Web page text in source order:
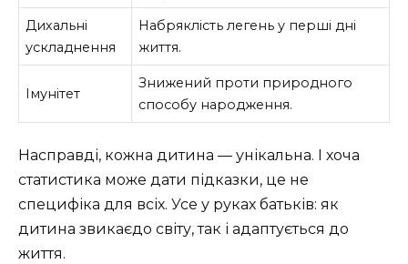
Дихальні
ускладнення
Набряклість легень у перші дні
життя.
Імунітет
Знижений проти природного
способу народження.
Насправді, кожна дитина — унікальна. І хоча
статистика може дати підказки, це не
специфіка для всіх. Усе у руках батьків: як
дитина звикаєдо світу, так і адаптується до
життя.